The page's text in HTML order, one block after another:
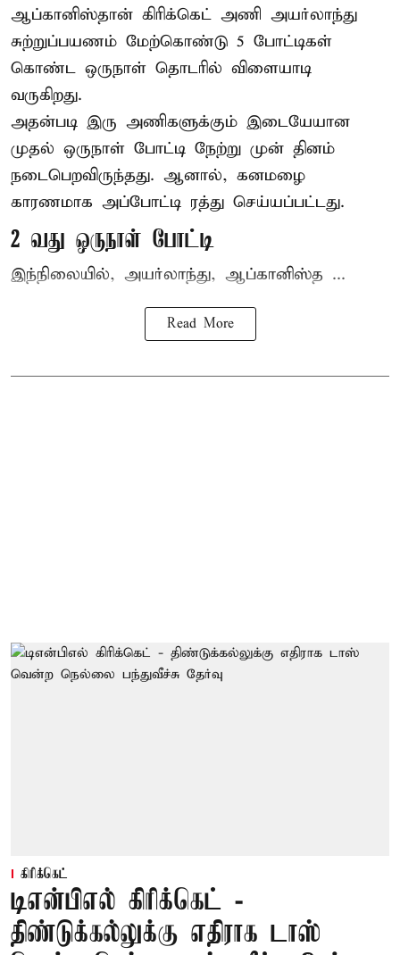
ஆப்கானிஸ்தான் கிரிக்கெட் அணி அயர்லாந்து
சுற்றுப்பயணம் மேற்கொண்டு 5 போட்டிகள்
கொண்ட ஒருநாள் தொடரில் விளையாடி
வருகிறது.
அதன்படி இரு அணிகளுக்கும் இடையேயான
முதல் ஒருநாள் போட்டி நேற்று முன் தினம்
நடைபெறவிருந்தது. ஆனால், கனமழை
காரணமாக அப்போட்டி ரத்து செய்யப்பட்டது.
2 வது ஒருநாள் போட்டி
இந்நிலையில், அயர்லாந்து, ஆப்கானிஸ்த ...
Read More
கிரிக்கெட்
டிஎன்பிஎல் கிரிக்கெட் -
திண்டுக்கல்லுக்கு எதிராக டாஸ்